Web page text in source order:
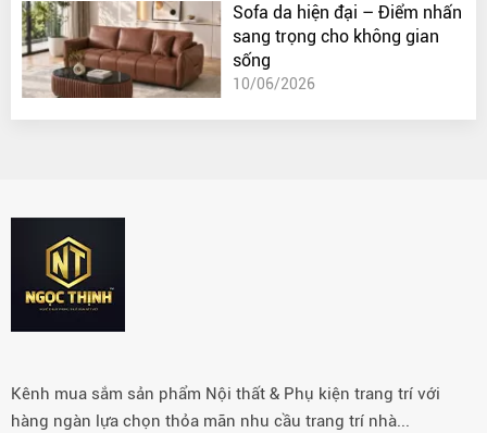
Sofa da hiện đại – Điểm nhấn
sang trọng cho không gian
sống
10/06/2026
Kênh mua sắm sản phẩm Nội thất & Phụ kiện trang trí với
hàng ngàn lựa chọn thỏa mãn nhu cầu trang trí nhà...